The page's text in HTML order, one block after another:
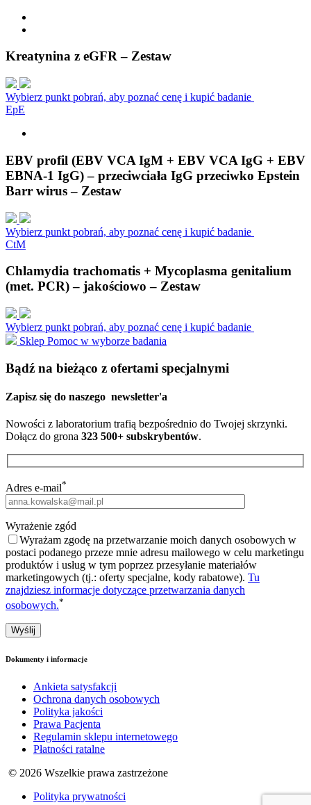
Kreatynina z eGFR – Zestaw
Wybierz punkt pobrań, aby poznać cenę i kupić badanie
EpE
EBV profil (EBV VCA IgM + EBV VCA IgG + EBV
EBNA-1 IgG) – przeciwciała IgG przeciwko Epstein
Barr wirus – Zestaw
Wybierz punkt pobrań, aby poznać cenę i kupić badanie
CtM
Chlamydia trachomatis + Mycoplasma genitalium
(met. PCR) – jakościowo – Zestaw
Wybierz punkt pobrań, aby poznać cenę i kupić badanie
Sklep Pomoc w wyborze badania
Bądź na bieżąco z ofertami specjalnymi
Zapisz się do naszego newsletter'a
Nowości z laboratorium trafią bezpośrednio do Twojej skrzynki.
Dołącz do grona 323 500+ subskrybentów.
Adres e-mail*
Wyrażenie zgód
Wyrażam zgodę na przetwarzanie moich danych osobowych w
postaci podanego przeze mnie adresu mailowego w celu marketingu
produktów i usług w tym poprzez przesyłanie materiałów
marketingowych (tj.: oferty specjalne, kody rabatowe). Tu
znajdziesz informacje dotyczące przetwarzania danych
osobowych.*
Dokumenty i informacje
Ankieta satysfakcji
Ochrona danych osobowych
Polityka jakości
Prawa Pacjenta
Regulamin sklepu internetowego
Płatności ratalne
© 2026 Wszelkie prawa zastrzeżone
Polityka prywatności